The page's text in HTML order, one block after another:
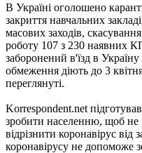
В Україні оголошено
закриття навчальних
масових заходів,
роботу 107 з 230 наявних
заборонений в'їзд в
обмеження діють до 3
переглянуті.
Korrespondent.net
зробити населенню, щоб не
відрізнити коронавірус від
коронавірусу не допоможе